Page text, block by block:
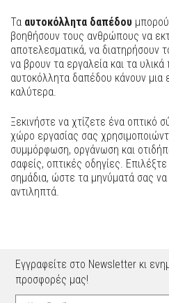
Τα αυτοκόλλητα δαπέδου
βοηθήσουν τους ανθρώπους να
αποτελεσματικά, να
να βρουν τα εργαλεία και τα
αυτοκόλλητα δαπέδου κάνουν μια
καλύτερα.
Ξεκινήστε να χτίζετε ένα οπτικό
χώρο εργασίας σας
συμμόρφωση, οργάνωση και
σαφείς, οπτικές οδηγίες.
σημάδια, ώστε τα μηνύματά σας να
αντιληπτά.
Εγγραφείτε στο Newsletter κι
προσφορές μας!